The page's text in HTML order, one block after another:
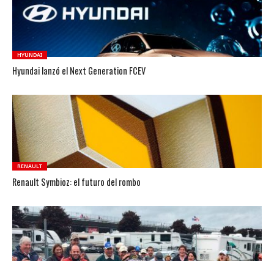
HYUNDAI
Hyundai lanzó el Next Generation FCEV
RENAULT
Renault Symbioz: el futuro del rombo